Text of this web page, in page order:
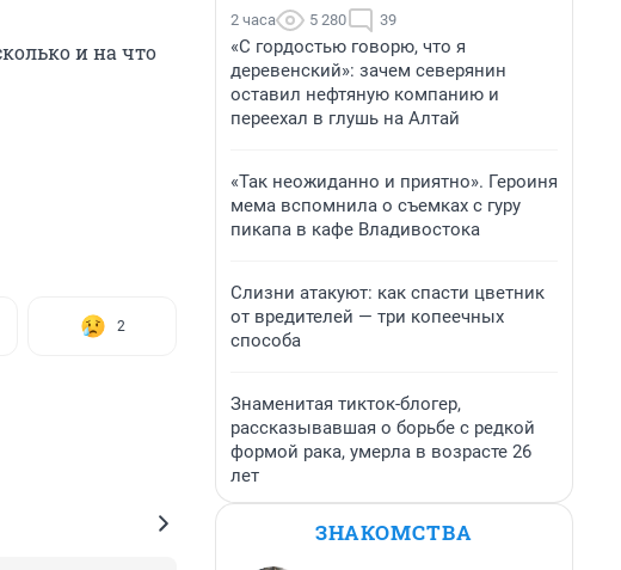
и на что
2
2 часа 5 280 39
«С гордостью говорю, что я
деревенский»: зачем северянин
оставил нефтяную компанию и
переехал в глушь на Алтай
«Так неожиданно и приятно». Героиня
мема вспомнила о съемках с гуру
пикапа в кафе Владивостока
Слизни атакуют: как спасти цветник
от вредителей — три копеечных
способа
Знаменитая тикток-блогер,
рассказывавшая о борьбе с редкой
формой рака, умерла в возрасте 26
лет
ЗНАКОМСТВА